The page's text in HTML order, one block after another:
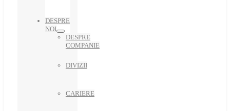
DESPRE
NOI
DESPRE
COMPANIE
DIVIZII
CARIERE